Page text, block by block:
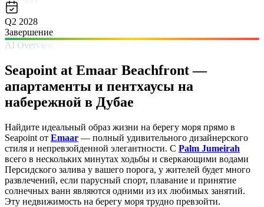
Q2 2028
Завершение
AI Overview
Seapoint at Emaar Beachfront —
апартаменты и пентхаусы на
набережной в Дубае
Найдите идеальный образ жизни на берегу моря прямо в
Seapoint от Emaar — полный удивительного дизайнерского
стиля и непревзойденной элегантности. С Palm Jumeirah
всего в нескольких минутах ходьбы и сверкающими водами
Персидского залива у вашего порога, у жителей будет много
развлечений, если парусный спорт, плавание и принятие
солнечных ванн являются одними из их любимых занятий.
Эту недвижимость на берегу моря трудно превзойти.